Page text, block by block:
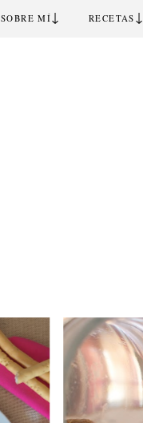
SOBRE MÍ↓ RECETAS ↓